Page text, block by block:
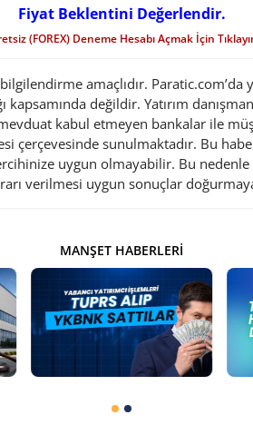
Fiyat Beklentini Değerlendir.
(FOREX) Deneme Hesabı Açmak İçin
amaçlıdır.
kapsamında değildir. Yatırım
kabul etmeyen bankalar ile
çerçevesinde sunulmaktadır. Bu
uygun olmayabilir. Bu nedenle
verilmesi uygun sonuçlar
MANŞET HABERLERI